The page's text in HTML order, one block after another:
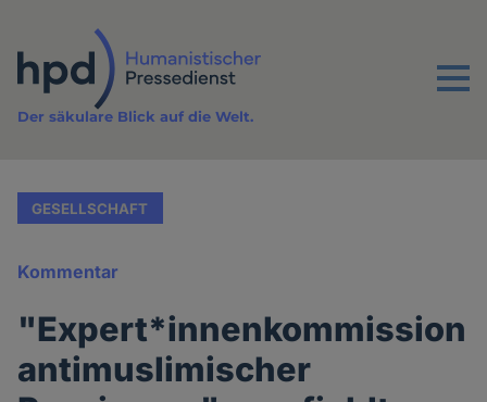
Inhalt
Menu
Der säkulare Blick auf die Welt.
GESELLSCHAFT
Kommentar
"Expert*innenkommission
antimuslimischer